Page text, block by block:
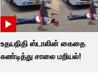
உதயநிதி ஸ்டாலின் கைதை
கண்டித்து சாலை மறியல்!